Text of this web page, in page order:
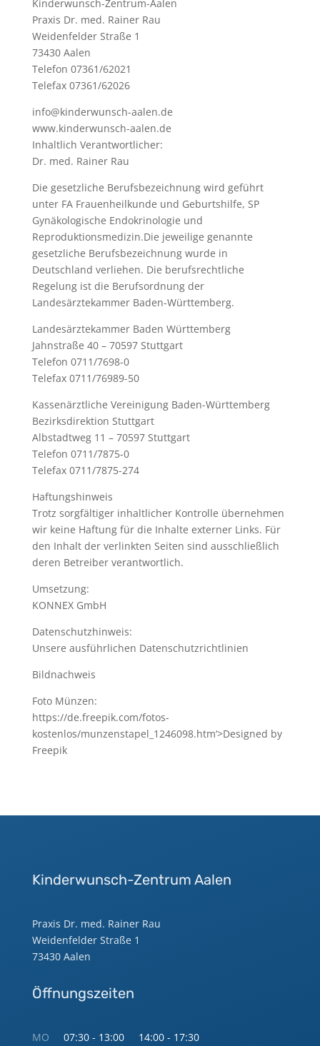
Kinderwunsch-Zentrum-Aalen
Praxis Dr. med. Rainer Rau
Weidenfelder Straße 1
73430 Aalen
Telefon 07361/62021
Telefax 07361/62026
info@kinderwunsch-aalen.de
www.kinderwunsch-aalen.de
Inhaltlich Verantwortlicher:
Dr. med. Rainer Rau
Die gesetzliche Berufsbezeichnung wird geführt
unter FA Frauenheilkunde und Geburtshilfe, SP
Gynäkologische Endokrinologie und
Reproduktionsmedizin.Die jeweilige genannte
gesetzliche Berufsbezeichnung wurde in
Deutschland verliehen. Die berufsrechtliche
Regelung ist die Berufsordnung der
Landesärztekammer Baden-Württemberg.
Landesärztekammer Baden Württemberg
Jahnstraße 40 – 70597 Stuttgart
Telefon 0711/7698-0
Telefax 0711/76989-50
Kassenärztliche Vereinigung Baden-Württemberg
Bezirksdirektion Stuttgart
Albstadtweg 11 – 70597 Stuttgart
Telefon 0711/7875-0
Telefax 0711/7875-274
Haftungshinweis
Trotz sorgfältiger inhaltlicher Kontrolle übernehmen
wir keine Haftung für die Inhalte externer Links. Für
den Inhalt der verlinkten Seiten sind ausschließlich
deren Betreiber verantwortlich.
Umsetzung:
KONNEX GmbH
Datenschutzhinweis:
Unsere ausführlichen Datenschutzrichtlinien
Bildnachweis
Foto Münzen:
https://de.freepik.com/fotos-
kostenlos/munzenstapel_1246098.htm‘>Designed by
Freepik
Kinderwunsch-Zentrum Aalen
Praxis Dr. med. Rainer Rau
Weidenfelder Straße 1
73430 Aalen
Öffnungszeiten
MO 07:30 - 13:00
14:00 - 17:30